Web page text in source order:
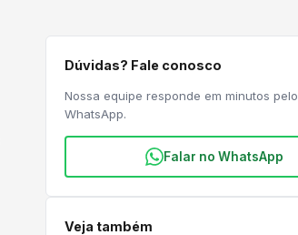
Dúvidas? Fale conosco
Nossa equipe responde em minutos pelo
WhatsApp.
Falar no WhatsApp
Veja também